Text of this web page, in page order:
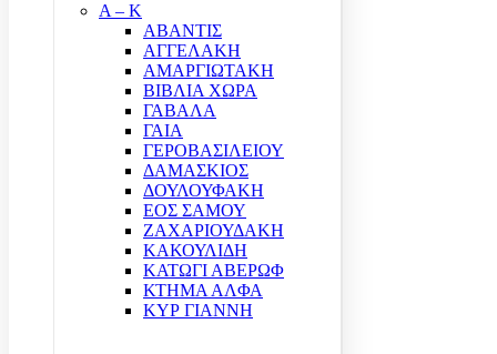
Α – Κ
ΑΒΑΝΤΙΣ
ΑΓΓΕΛΑΚΗ
ΑΜΑΡΓΙΩΤΑΚΗ
ΒΙΒΛΙΑ ΧΩΡΑ
ΓΑΒΑΛΑ
ΓΑΙΑ
ΓΕΡΟΒΑΣΙΛΕΙΟΥ
ΔΑΜΑΣΚΙΟΣ
ΔΟΥΛΟΥΦΑΚΗ
ΕΟΣ ΣΑΜΟΥ
ΖΑΧΑΡΙΟΥΔΑΚΗ
ΚΑΚΟΥΛΙΔΗ
ΚΑΤΩΓΙ ΑΒΕΡΩΦ
ΚΤΗΜΑ ΑΛΦΑ
ΚΥΡ ΓΙΑΝΝΗ